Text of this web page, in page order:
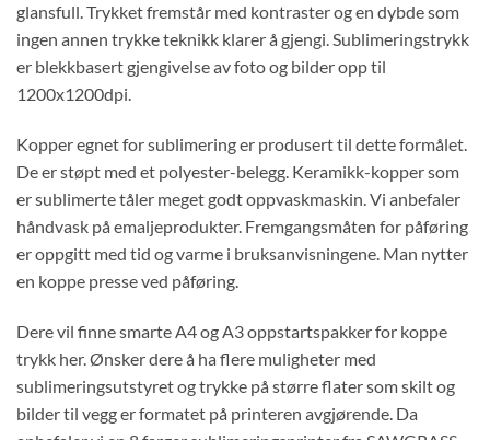
glansfull. Trykket fremstår med kontraster og en dybde som
ingen annen trykke teknikk klarer å gjengi. Sublimeringstrykk
er blekkbasert gjengivelse av foto og bilder opp til
1200x1200dpi.
Kopper egnet for sublimering er produsert til dette formålet.
De er støpt med et polyester-belegg. Keramikk-kopper som
er sublimerte tåler meget godt oppvaskmaskin. Vi anbefaler
håndvask på emaljeprodukter. Fremgangsmåten for påføring
er oppgitt med tid og varme i bruksanvisningene. Man nytter
en koppe presse ved påføring.
Dere vil finne smarte A4 og A3 oppstartspakker for koppe
trykk her. Ønsker dere å ha flere muligheter med
sublimeringsutstyret og trykke på større flater som skilt og
bilder til vegg er formatet på printeren avgjørende. Da